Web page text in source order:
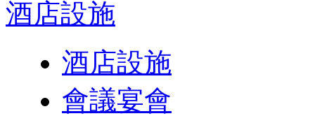
酒店設施
酒店設施
會議宴會